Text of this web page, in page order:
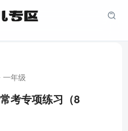
一年级
考专项练习（8